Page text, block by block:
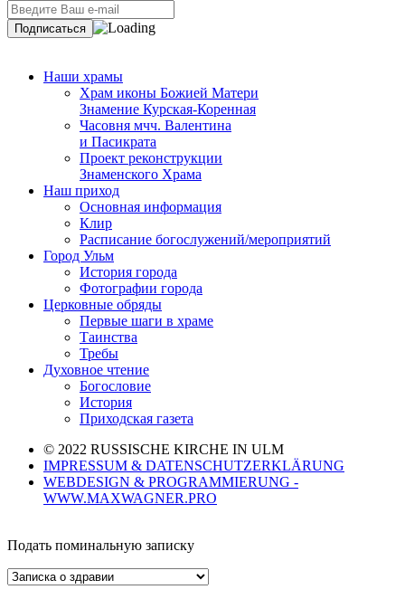
Наши храмы
Храм иконы Божией Матери
Знамение Курская-Коренная
Часовня мчч. Валентина
и Пасикрата
Проект реконструкции
Знаменского Храма
Наш приход
Основная информация
Клир
Расписание богослужений/мероприятий
Город Ульм
История города
Фотографии города
Церковные обряды
Первые шаги в храме
Таинства
Требы
Духовное чтение
Богословие
История
Приходская газета
© 2022 RUSSISCHE KIRCHE IN ULM
IMPRESSUM & DATENSCHUTZERKLÄRUNG
WEBDESIGN & PROGRAMMIERUNG -
WWW.MAXWAGNER.PRO
Подать поминальную записку